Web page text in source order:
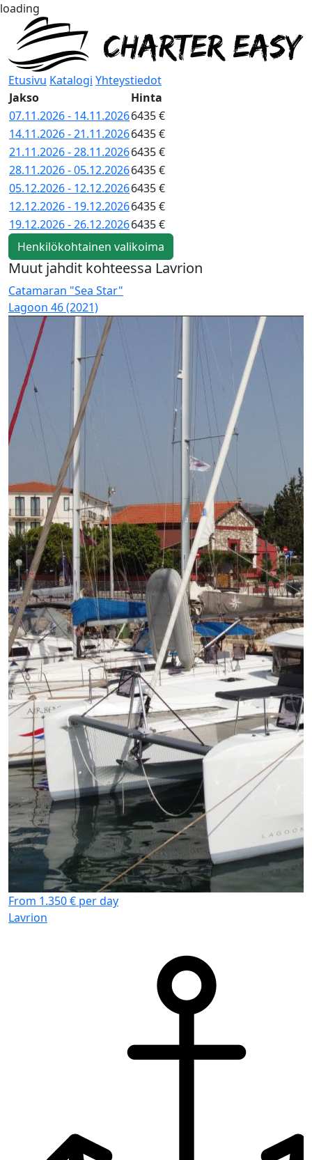
loading
Etusivu Katalogi Yhteystiedot
Jakso
Hinta
07.11.2026 - 14.11.20266435 €
14.11.2026 - 21.11.20266435 €
21.11.2026 - 28.11.20266435 €
28.11.2026 - 05.12.20266435 €
05.12.2026 - 12.12.20266435 €
12.12.2026 - 19.12.20266435 €
19.12.2026 - 26.12.20266435 €
Henkilökohtainen valikoima
Muut jahdit kohteessa Lavrion
Catamaran "Sea Star"
Lagoon 46 (2021)
From 1.350 € per day
Lavrion